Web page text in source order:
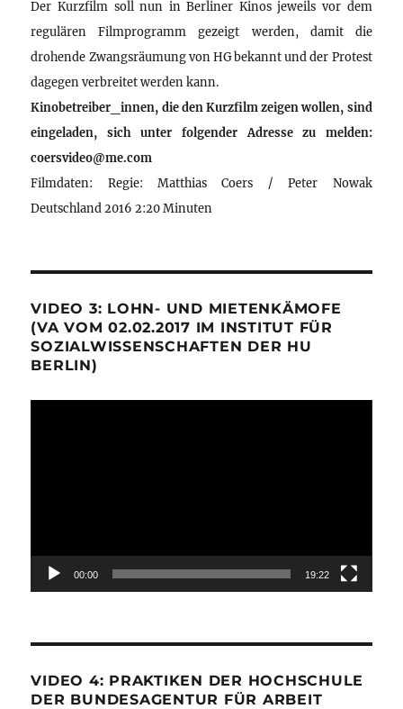
Der Kurzfilm soll nun in Berliner Kinos jeweils vor dem
regulären Filmprogramm gezeigt werden, damit die
drohende Zwangsräumung von HG bekannt und der Protest
dagegen verbreitet werden kann.
Kinobetreiber_innen, die den Kurzfilm zeigen wollen, sind
eingeladen, sich unter folgender Adresse zu melden:
coersvideo@me.com
Filmdaten: Regie: Matthias Coers / Peter Nowak
Deutschland 2016 2:20 Minuten
VIDEO 3: LOHN- UND MIETENKÄMOFE
(VA VOM 02.02.2017 IM INSTITUT FÜR
SOZIALWISSENSCHAFTEN DER HU
BERLIN)
00:00 19:22
VIDEO 4: PRAKTIKEN DER HOCHSCHULE
DER BUNDESAGENTUR FÜR ARBEIT